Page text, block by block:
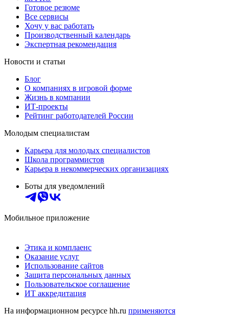
Готовое резюме
Все сервисы
Хочу у вас работать
Производственный календарь
Экспертная рекомендация
Новости и статьи
Блог
О компаниях в игровой форме
Жизнь в компании
ИТ-проекты
Рейтинг работодателей России
Молодым специалистам
Карьера для молодых специалистов
Школа программистов
Карьера в некоммерческих организациях
Боты для уведомлений
Мобильное приложение
Этика и комплаенс
Оказание услуг
Использование сайтов
Защита персональных данных
Пользовательское соглашение
ИТ аккредитация
На информационном ресурсе hh.ru применяются